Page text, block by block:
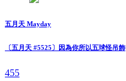
五月天 Mayday
〔五月天 #5525〕因為你所以五球怪吊飾
455